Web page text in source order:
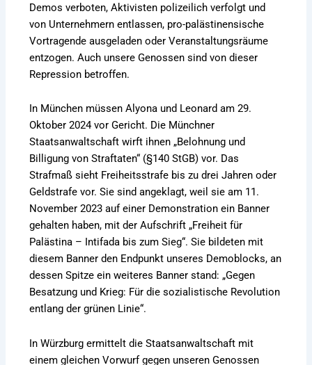
Demos verboten, Aktivisten polizeilich verfolgt und
von Unternehmern entlassen, pro-palästinensische
Vortragende ausgeladen oder Veranstaltungsräume
entzogen. Auch unsere Genossen sind von dieser
Repression betroffen.
In München müssen Alyona und Leonard am 29.
Oktober 2024 vor Gericht. Die Münchner
Staatsanwaltschaft wirft ihnen „Belohnung und
Billigung von Straftaten“ (§140 StGB) vor. Das
Strafmaß sieht Freiheitsstrafe bis zu drei Jahren oder
Geldstrafe vor. Sie sind angeklagt, weil sie am 11.
November 2023 auf einer Demonstration ein Banner
gehalten haben, mit der Aufschrift „Freiheit für
Palästina – Intifada bis zum Sieg“. Sie bildeten mit
diesem Banner den Endpunkt unseres Demoblocks, an
dessen Spitze ein weiteres Banner stand: „Gegen
Besatzung und Krieg: Für die sozialistische Revolution
entlang der grünen Linie“.
In Würzburg ermittelt die Staatsanwaltschaft mit
einem gleichen Vorwurf gegen unseren Genossen